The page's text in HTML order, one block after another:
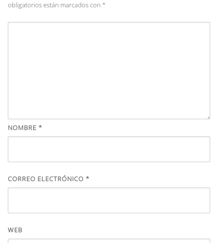
obligatorios están marcados con *
NOMBRE *
CORREO ELECTRÓNICO *
WEB